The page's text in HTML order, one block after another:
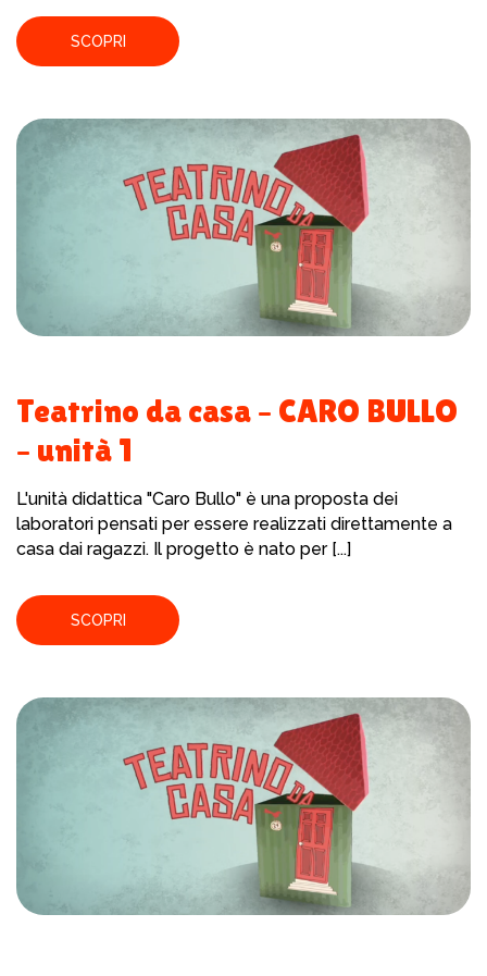
SCOPRI
Teatrino da casa – CARO BULLO
– unità 1
L'unità didattica "Caro Bullo" è una proposta dei
laboratori pensati per essere realizzati direttamente a
casa dai ragazzi. Il progetto è nato per [...]
SCOPRI